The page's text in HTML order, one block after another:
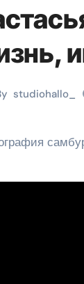
studiohallo_